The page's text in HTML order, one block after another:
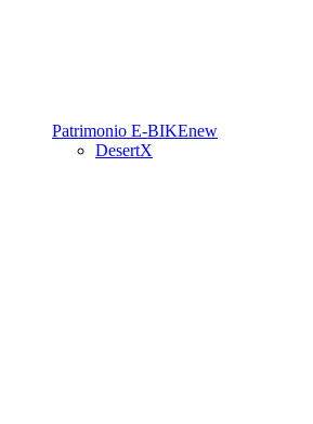
Patrimonio E-BIKEnew
DesertX